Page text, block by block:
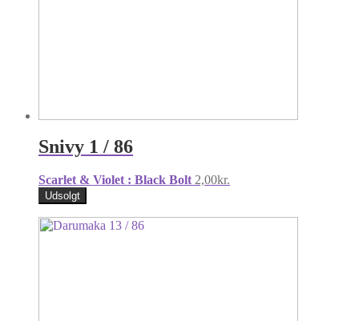
Snivy 1 / 86
Scarlet & Violet : Black Bolt 2,00kr.
Udsolgt